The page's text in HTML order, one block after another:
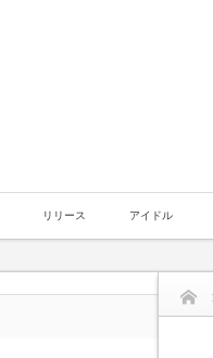
リリース アイドル